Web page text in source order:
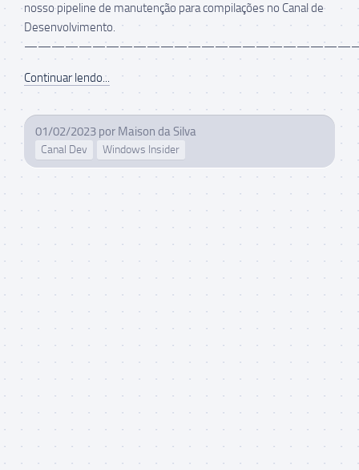
nosso pipeline de manutenção para compilações no Canal de
Desenvolvimento.
Continuar lendo...
01/02/2023 por Maison da Silva
Canal Dev Windows Insider